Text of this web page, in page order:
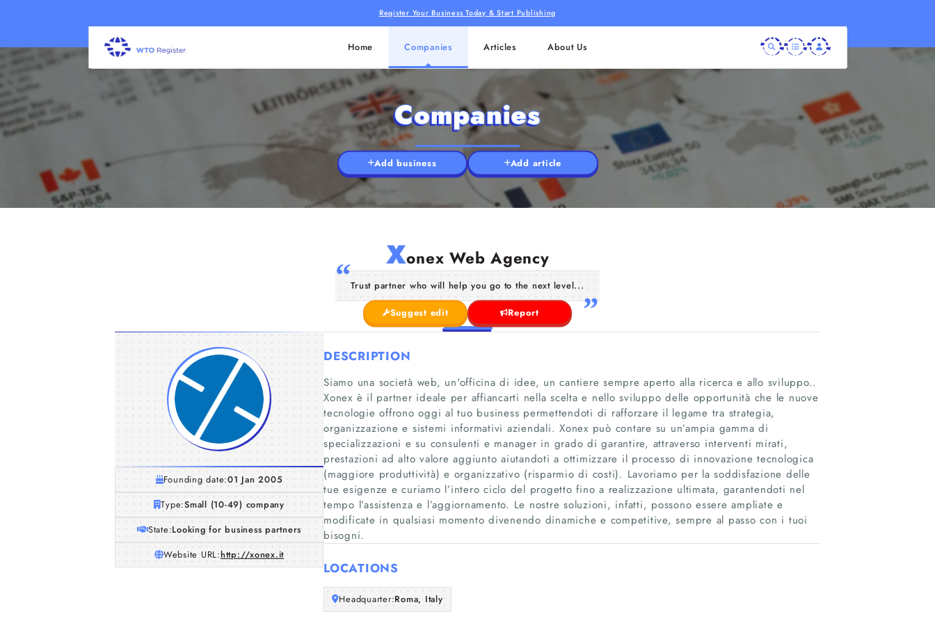
Register Your Business Today & Start Publishing
Home Companies Articles About Us
Companies
Add business Add article
Xonex Web Agency
Trust partner who will help you go to the next level...
Suggest edit Report
Founding date:01 Jan 2005
Type:Small (10-49) company
State:Looking for business partners
Website URL:http://xonex.it
DESCRIPTION
Siamo una società web, un'officina di idee, un cantiere sempre aperto alla ricerca e allo sviluppo..
Xonex è il partner ideale per affiancarti nella scelta e nello sviluppo delle opportunità che le nuove
tecnologie offrono oggi al tuo business permettendoti di rafforzare il legame tra strategia,
organizzazione e sistemi informativi aziendali. Xonex può contare su un’ampia gamma di
specializzazioni e su consulenti e manager in grado di garantire, attraverso interventi mirati,
prestazioni ad alto valore aggiunto aiutandoti a ottimizzare il processo di innovazione tecnologica
(maggiore produttività) e organizzativo (risparmio di costi). Lavoriamo per la soddisfazione delle
tue esigenze e curiamo l’intero ciclo del progetto fino a realizzazione ultimata, garantendoti nel
tempo l’assistenza e l’aggiornamento. Le nostre soluzioni, infatti, possono essere ampliate e
modificate in qualsiasi momento divenendo dinamiche e competitive, sempre al passo con i tuoi
bisogni.
LOCATIONS
Headquarter:Roma, Italy